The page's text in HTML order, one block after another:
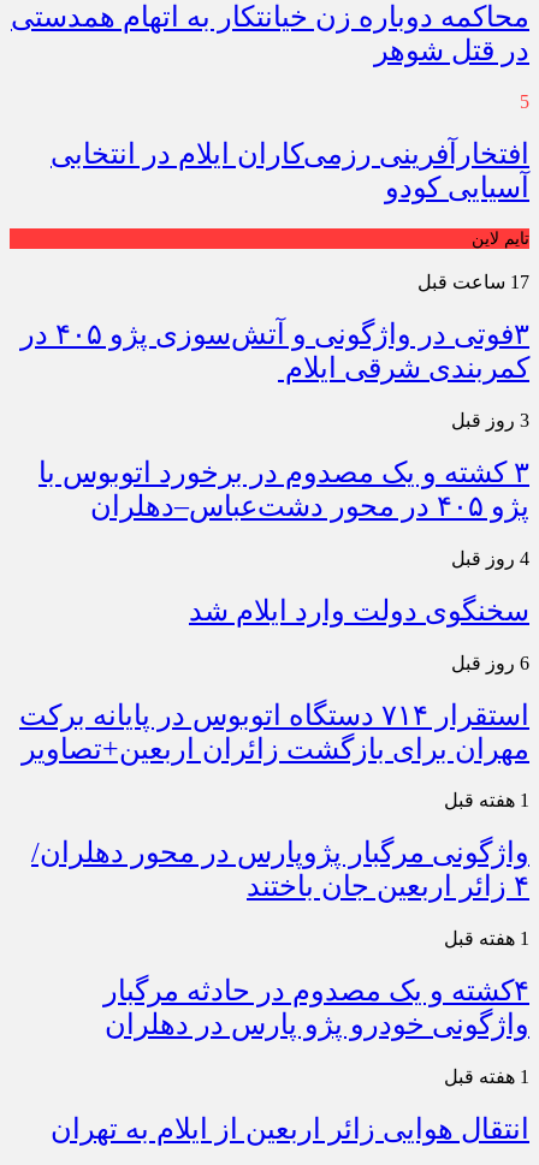
محاکمه دوباره زن خیانتکار به اتهام همدستی
در قتل شوهر
5
افتخارآفرینی رزمی‌کاران ایلام در انتخابی
آسیایی کودو
تایم لاین
17 ساعت قبل
۳فوتی در واژگونی و آتش‌سوزی پژو ۴۰۵ در
کمربندی شرقی ایلام
3 روز قبل
۳ کشته و یک مصدوم در برخورد اتوبوس با
پژو ۴۰۵ در محور دشت‌عباس–دهلران
4 روز قبل
سخنگوی دولت وارد ایلام شد
6 روز قبل
استقرار ۷۱۴ دستگاه اتوبوس در پایانه برکت
مهران برای بازگشت زائران اربعین+تصاویر
1 هفته قبل
واژگونی مرگبار پژوپارس در محور دهلران/
۴ زائر اربعین جان باختند
1 هفته قبل
۴کشته و یک مصدوم در حادثه مرگبار
واژگونی خودرو پژو پارس در دهلران
1 هفته قبل
انتقال هوایی زائر اربعین از ایلام به تهران